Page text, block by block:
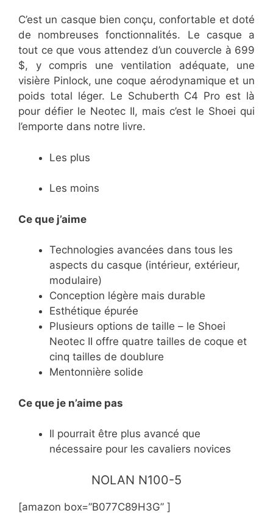
C’est un casque bien conçu, confortable et doté
de nombreuses fonctionnalités. Le casque a
tout ce que vous attendez d’un couvercle à 699
$, y compris une ventilation adéquate, une
visière Pinlock, une coque aérodynamique et un
poids total léger. Le Schuberth C4 Pro est là
pour défier le Neotec II, mais c’est le Shoei qui
l’emporte dans notre livre.
Les plus
Les moins
Ce que j’aime
​Technologies avancées dans tous les
aspects du casque (intérieur, extérieur,
modulaire)
​Conception légère mais durable
​Esthétique épurée
​Plusieurs options de taille – le Shoei
Neotec II offre quatre tailles de coque et
cinq tailles de doublure
​Mentonnière solide
Ce que je n’aime pas
​Il pourrait être plus avancé que
nécessaire pour les cavaliers novices
​​​NOLAN N100-5
[amazon box=”​B077C89H3G” ]